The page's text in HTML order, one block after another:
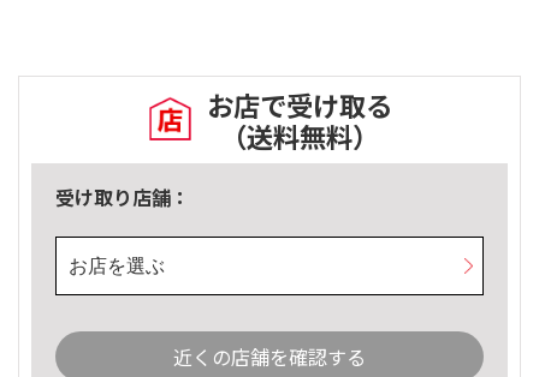
お店で受け取る
（送料無料）
受け取り店舗：
お店を選ぶ
近くの店舗を確認する